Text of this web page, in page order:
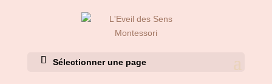
Sélectionner une page